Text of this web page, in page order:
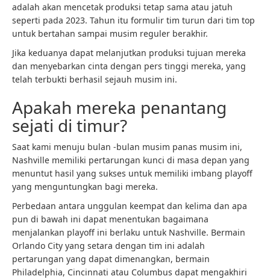
adalah akan mencetak produksi tetap sama atau jatuh
seperti pada 2023. Tahun itu formulir tim turun dari tim top
untuk bertahan sampai musim reguler berakhir.
Jika keduanya dapat melanjutkan produksi tujuan mereka
dan menyebarkan cinta dengan pers tinggi mereka, yang
telah terbukti berhasil sejauh musim ini.
Apakah mereka penantang
sejati di timur?
Saat kami menuju bulan -bulan musim panas musim ini,
Nashville memiliki pertarungan kunci di masa depan yang
menuntut hasil yang sukses untuk memiliki imbang playoff
yang menguntungkan bagi mereka.
Perbedaan antara unggulan keempat dan kelima dan apa
pun di bawah ini dapat menentukan bagaimana
menjalankan playoff ini berlaku untuk Nashville. Bermain
Orlando City yang setara dengan tim ini adalah
pertarungan yang dapat dimenangkan, bermain
Philadelphia, Cincinnati atau Columbus dapat mengakhiri